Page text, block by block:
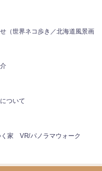
（世界ネコ歩き／北海道風景画
ついて
家 VR/パノラマウォーク